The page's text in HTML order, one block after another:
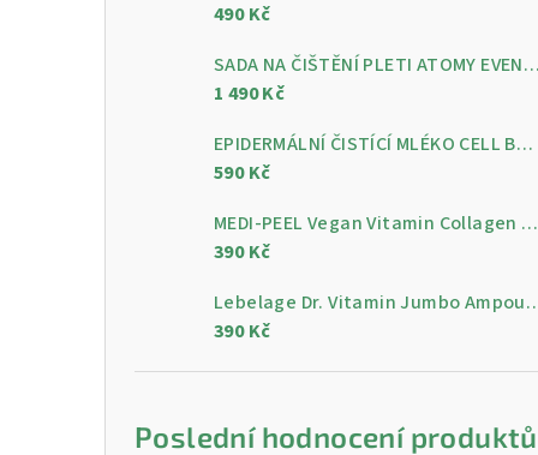
490 Kč
SADA NA ČIŠTĚNÍ PLETI ATOMY EVENING CARE - 4 KROKY PRO ČISTOU A ZÁŘIVOU PLEŤ
1 490 Kč
EPIDERMÁLNÍ ČISTÍCÍ MLÉKO CELL BY CELL Epidermal Cleansing Milk 200 ml
590 Kč
MEDI-PEEL Vegan Vitamin Collagen Clear, 300 ml
390 Kč
Lebelage Dr. Vitamin
390 Kč
Poslední hodnocení produktů